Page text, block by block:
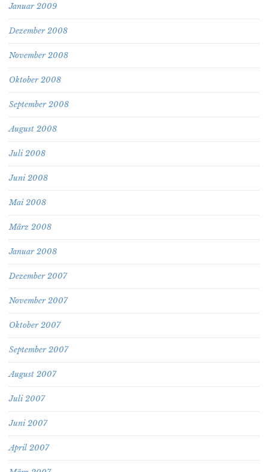
Januar 2009
Dezember 2008
November 2008
Oktober 2008
September 2008
August 2008
Juli 2008
Juni 2008
Mai 2008
März 2008
Januar 2008
Dezember 2007
November 2007
Oktober 2007
September 2007
August 2007
Juli 2007
Juni 2007
April 2007